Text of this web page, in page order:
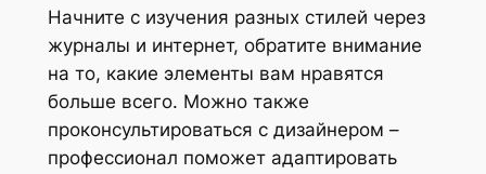
Начните с изучения разных стилей через
журналы и интернет, обратите внимание
на то, какие элементы вам нравятся
больше всего. Можно также
проконсультироваться с дизайнером –
профессионал поможет адаптировать